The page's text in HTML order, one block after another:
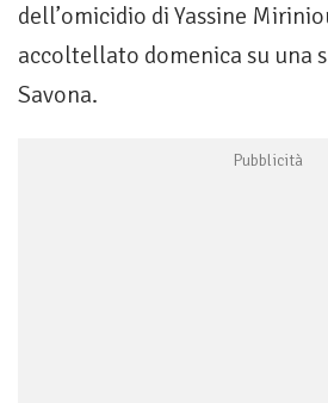
dell’omicidio di Yassine
accoltellato domenica su una
Savona.